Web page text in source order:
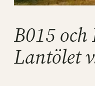
B015 och
Lantölet